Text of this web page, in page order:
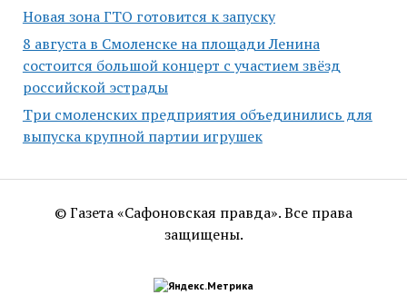
Новая зона ГТО готовится к запуску
8 августа в Смоленске на площади Ленина
состоится большой концерт с участием звёзд
российской эстрады
Три смоленских предприятия объединились для
выпуска крупной партии игрушек
© Газета «Сафоновская правда». Все права
защищены.